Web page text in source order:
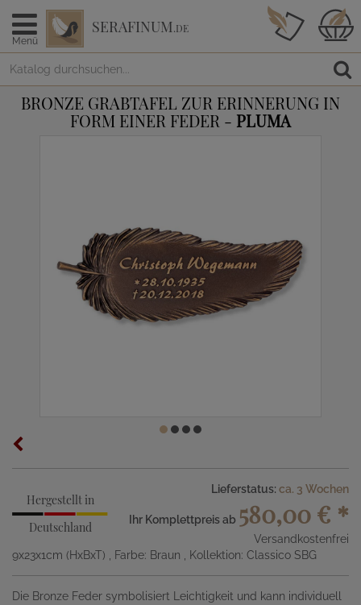
Menü
SERAFINUM.DE
BRONZE GRABTAFEL ZUR ERINNERUNG IN
FORM EINER FEDER - PLUMA
Hergestellt in
Deutschland
Lieferstatus: ca. 3 Wochen
Ihr Komplettpreis ab 580,00 € *
Versandkostenfrei
9x23x1cm (HxBxT)
, Farbe: Braun , Kollektion: Classico SBG
Die Bronze Feder symbolisiert Leichtigkeit und kann individuell